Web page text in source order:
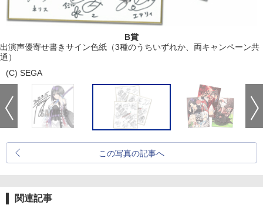
B賞
出演声優寄せ書きサイン色紙（3種のうちいずれか、両キャンペーン共
通）
(C) SEGA
この写真の記事へ
関連記事